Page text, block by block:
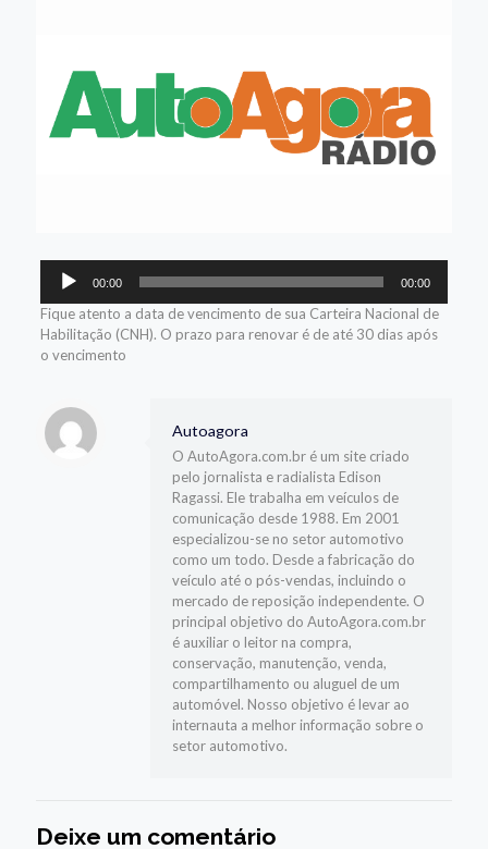
Tocador
áudio
00:00 00:00
Fique atento a data de vencimento de sua Carteira Nacional de
Habilitação (CNH). O prazo para renovar é de até 30 dias após
o vencimento
Autoagora
O AutoAgora.com.br é um site criado
pelo jornalista e radialista Edison
Ragassi. Ele trabalha em veículos de
comunicação desde 1988. Em 2001
especializou-se no setor automotivo
como um todo. Desde a fabricação do
veículo até o pós-vendas, incluindo o
mercado de reposição independente. O
principal objetivo do AutoAgora.com.br
é auxiliar o leitor na compra,
conservação, manutenção, venda,
compartilhamento ou aluguel de um
automóvel. Nosso objetivo é levar ao
internauta a melhor informação sobre o
setor automotivo.
Deixe um comentário